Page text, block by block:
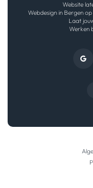
Website
Webdesign in Bergen
Laat
Werken